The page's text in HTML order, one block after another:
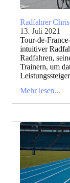
Radfahrer
13. Juli 2021
Tour-de-
intuitiver
Radfahren,
Trainern, um
Mehr lesen...